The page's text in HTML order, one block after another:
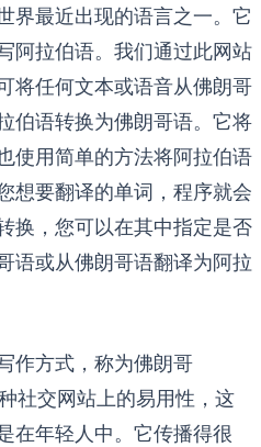
界最近出现的语言之一。它
阿拉伯语。我们通过此网站
将任何文本或语音从佛朗哥
伯语转换为佛朗哥语。它将
使用简单的方法将阿拉伯语
想要翻译的单词，程序就会
换，您可以在其中指定是否
语或从佛朗哥语翻译为阿拉
作方式，称为佛朗哥
社交网站上的易用性，这
在年轻人中。它传播得很